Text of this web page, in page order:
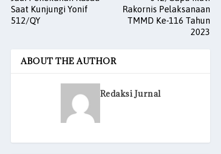
Saat Kunjungi Yonif
512/QY
Rakornis Pelaksanaan
TMMD Ke-116 Tahun
2023
ABOUT THE AUTHOR
Redaksi Jurnal